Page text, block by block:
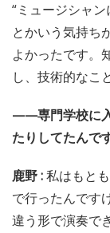
“ミュージシャ
とかいう気持ち
よかったです。
し、技術的なこ
——専門学校に
たりしてたんで
鹿野 :私はもと
で行ったんです
違う形で演奏で